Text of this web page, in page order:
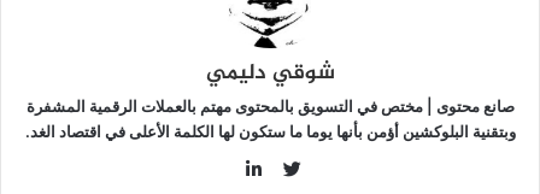
شوقي دليمي
صانع محتوى | مختص في التسويق بالمحتوى مهتم بالعملات الرقمية المشفرة
وبتقنية البلوكشين أؤمن بأنها يوما ما ستكون لها الكلمة الأعلى في اقتصاد الغد.